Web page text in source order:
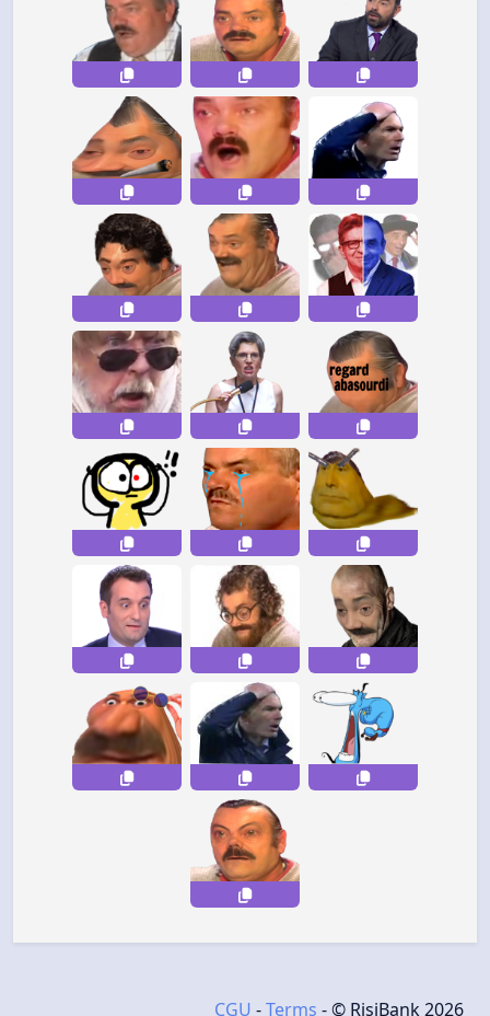
CGU -Terms - © RisiBank 2026